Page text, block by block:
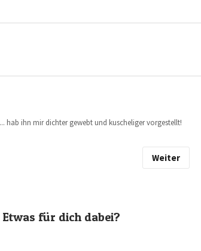
ihn mir dichter gewebt und kuscheliger vorgestellt!
Weiter
Etwas für dich dabei?